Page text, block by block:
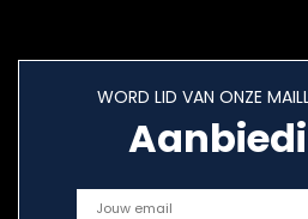
WORD LID VAN ONZE